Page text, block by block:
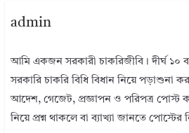
admin
আমি একজন সরকারী চাকরিজীবি। দীর্ঘ ১০
সরকারি চাকরি বিধি বিধান নিয়ে পড়াশুনা
আদেশ, গেজেট, প্রজ্ঞাপন ও পরিপত্র পোস্ট
নিয়ে প্রশ্ন থাকলে বা ব্যাখ্যা জানতে